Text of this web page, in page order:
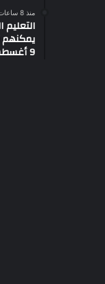
منذ 8 ساعات
التعليم
9 أغسطس